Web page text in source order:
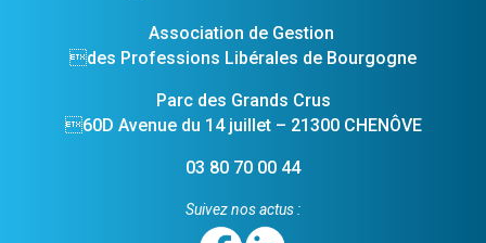
Association de Gestion
des Professions Libérales de Bourgogne
Parc des Grands Crus
60D Avenue du 14 juillet – 21300 CHENÔVE
03 80 70 00 44
Suivez nos actus :